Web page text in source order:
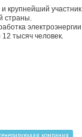
крупнейший участник
страны.
электроэнергии
тысяч человек.
компания